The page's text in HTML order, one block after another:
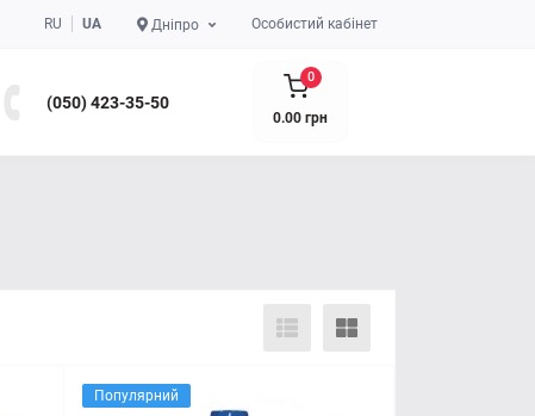
RU UA Дніпро Особистий кабінет
(050) 423-35-50
0
0.00 грн
Популярний